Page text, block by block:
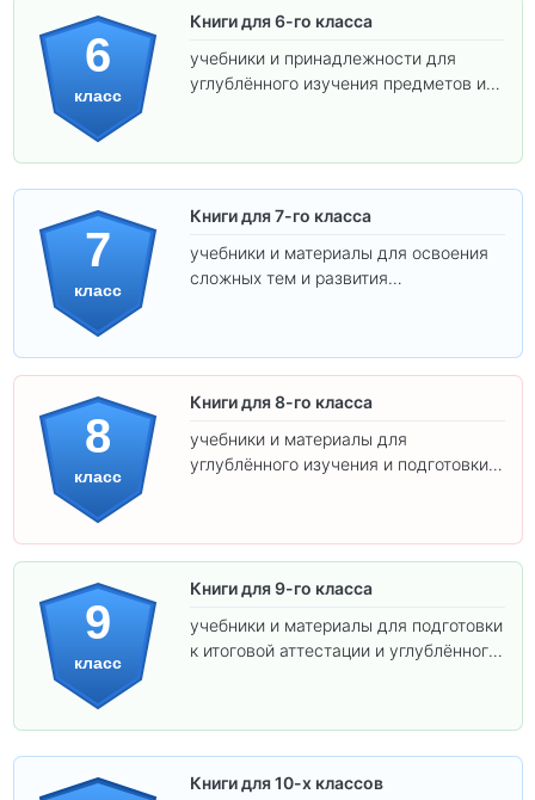
6
класс
Книги для 6-го класса
учебники и принадлежности для
углублённого изучения предметов и
7
класс
Книги для 7-го класса
учебники и материалы для освоения
сложных тем и развития
8
класс
Книги для 8-го класса
учебники и материалы для
углублённого изучения и подготовки к
9
класс
Книги для 9-го класса
учебники и материалы для подготовки
к итоговой аттестации и углублённого
Книги для 10-х классов